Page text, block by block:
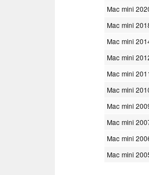
Mac mini
Mac mini
Mac mini
Mac mini
Mac mini
Mac mini
Mac mini
Mac mini
Mac mini
Mac mini